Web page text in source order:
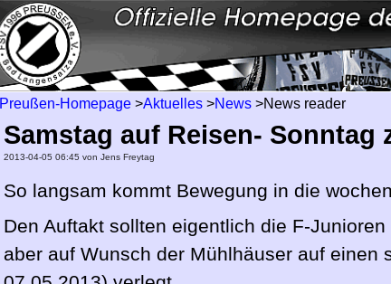
Preußen-Homepage>Aktuelles>News>News reader
Samstag auf Reisen- Sonntag
2013-04-05 06:45 von Jens Freytag
So langsam kommt Bewegung in die
Den Auftakt sollten eigentlich die F-
aber auf Wunsch der Mühlhäuser auf einen